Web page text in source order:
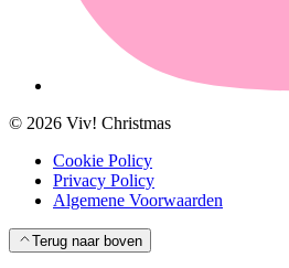
© 2026 Viv! Christmas
Cookie Policy
Privacy Policy
Algemene Voorwaarden
Terug naar boven